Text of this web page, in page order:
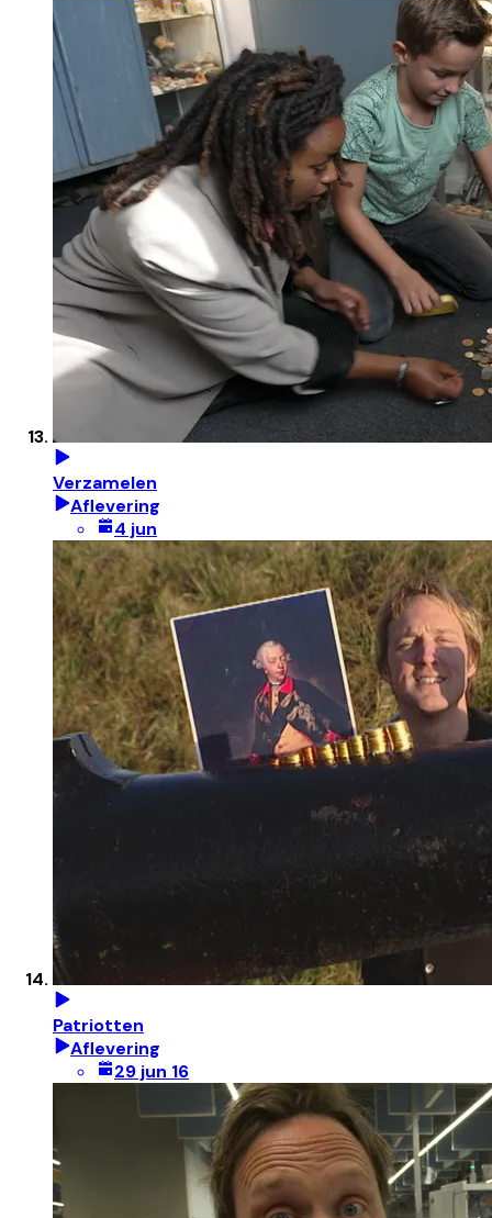
Verzamelen
Aflevering
4 jun
Patriotten
Aflevering
29 jun 16